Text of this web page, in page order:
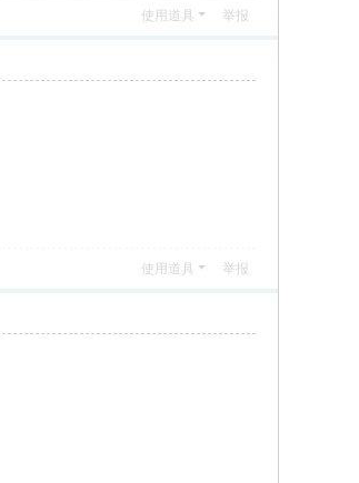
使用道具 举报
使用道具 举报